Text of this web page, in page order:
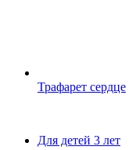
Трафарет сердце
Для детей 3 лет